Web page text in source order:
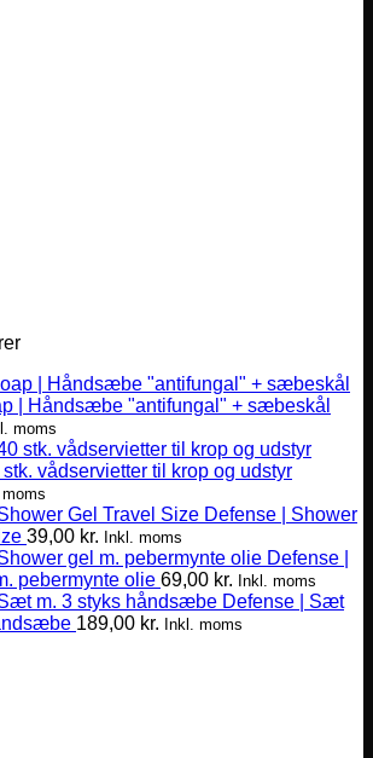
| Håndsæbe "antifungal" + sæbeskål
moms
vådservietter til krop og udstyr
Defense | Shower
39,00 kr. Inkl. moms
Defense |
pebermynte olie 69,00 kr. Inkl. moms
Defense | Sæt
189,00 kr. Inkl. moms